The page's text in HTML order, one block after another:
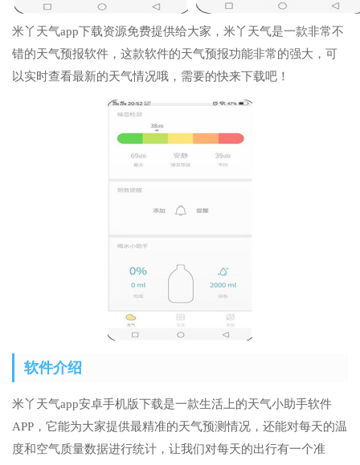
米丫天气app下载资源免费提供给大家，米丫天气是一款非常不
错的天气预报软件，这款软件的天气预报功能非常的强大，可
以实时查看最新的天气情况哦，需要的快来下载吧！
软件介绍
米丫天气app安卓手机版下载是一款生活上的天气小助手软件
APP，它能为大家提供最精准的天气预测情况，还能对每天的温
度和空气质量数据进行统计，让我们对每天的出行有一个准